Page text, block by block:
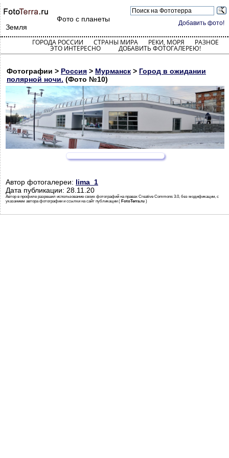
Добавить фото!
Фото с планеты
Земля
ГОРОДА РОССИИ СТРАНЫ МИРА РЕКИ, МОРЯ РАЗНОЕ
ЭТО ИНТЕРЕСНО ДОБАВИТЬ ФОТОГАЛЕРЕЮ!
Фотографии > Россия > Мурманск > Город в ожидании
полярной ночи. (Фото №10)
Автор фотогалереи: lima_1
Дата публикации: 28.11.20
Автор в профиле разрешил использование своих фотографий на правах Creative Commons 3.0, без модификации, с
указанием автора фотографии и ссылки на сайт публикации ( FotoTerra.ru )